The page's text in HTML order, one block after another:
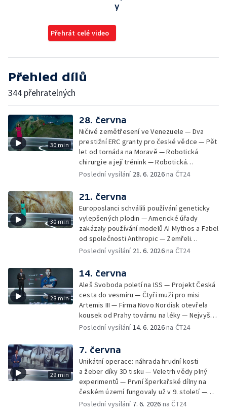
y
Přehrát celé video
Přehled dílů
344 přehratelných
30 min
28. června
Ničivé zemětřesení ve Venezuele — Dva
prestižní ERC granty pro české vědce — Pět
let od tornáda na Moravě — Robotická
chirurgie a její trénink — Robotická
olympiáda studentů medicíny — VR, 3D tisk,
Aplikace na odhalení poruch paměti v
domácím prostředí — Projekt na záchranu
družice NASA — 40 let od velkého měření
dopadů černobylské katastrofy na
Československo — První česká družice
navržená a sestavená výhradně studenty —
AI olympiáda dětí — Věda kolem nás: pokusy
Poslední vysílání 28. 6. 2026na ČT24
30 min
21. června
Europoslanci schválili používání geneticky
vylepšených plodin — Americké úřady
zakázaly používání modelů AI Mythos a Fabel
od společnosti Anthropic — Zemřeli
neurolog Ivan Rektor a odborník na ochranu
ČR se daří díky jejich migraci — Do české
krajiny se vrací kočka divoká, vědci jim
nasazují GPS obojky — Katedrála na
Pražském hradě má nové varhany — V
Sherwoodu odumřel tisíciletý dub Robina
Hooda — Záchrana památných stromů v
Česku — Barack Obama otevřel v Chicagu
pořadu Na dosah na téma vztahy se natáčel
na Rock for People — Akce, která propojila
nadané studenty s etablovanými vědci —
Věda online — Národní muzeum získalo
mimořádnou sbírku vědce Františka
Vejmělky — Letní slunovrat
Poslední vysílání 21. 6. 2026na ČT24
28 min
14. června
Aleš Svoboda poletí na ISS — Projekt Česká
cesta do vesmíru — Čtyři muži pro misi
Artemis III — Firma Novo Nordisk otevřela
kousek od Prahy továrnu na léky — Nejvyšší
kostelní věž světa v Barceloně —
Dame — Nově objevené dokumenty o Miladě
Horákové — Věda kolem nás: závislost na
cigaretách — Evropská vesmírná mise s
českou stopou
Poslední vysílání14. 6. 2026na ČT24
29 min
7. června
Unikátní operace: náhrada hrudní kosti
a žeber díky 3D tisku — Veletrh vědy plný
experimentů — První šperkařské dílny na
českém území fungovaly už v 9. století —
Archeologické léto — Novorozenecký
Poslední vysílání 7. 6. 2026 na ČT24